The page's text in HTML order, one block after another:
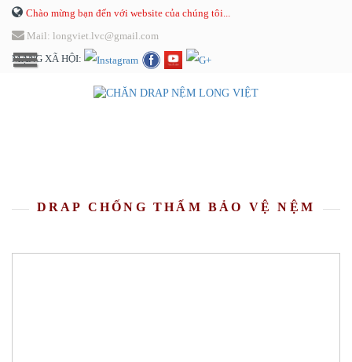
Chào mừng bạn đến với website của chúng tôi...
Mail: longviet.lvc@gmail.com
MẠNG XÃ HỘI:
DRAP CHỐNG THẤM BẢO VỆ NỆM